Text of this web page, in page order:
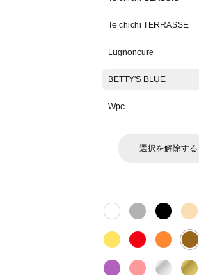
Te chichi TERRASSE
Lugnoncure
BETTY'S BLUE
Wpc.
選択を解除する